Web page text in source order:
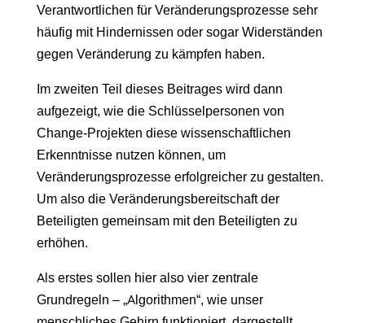
Verantwortlichen für Veränderungsprozesse sehr
häufig mit Hindernissen oder sogar Widerständen
gegen Veränderung zu kämpfen haben.
Im zweiten Teil dieses Beitrages wird dann
aufgezeigt, wie die Schlüsselpersonen von
Change-Projekten diese wissenschaftlichen
Erkenntnisse nutzen können, um
Veränderungsprozesse erfolgreicher zu gestalten.
Um also die Veränderungsbereitschaft der
Beteiligten gemeinsam mit den Beteiligten zu
erhöhen.
Als erstes sollen hier also vier zentrale
Grundregeln – „Algorithmen“, wie unser